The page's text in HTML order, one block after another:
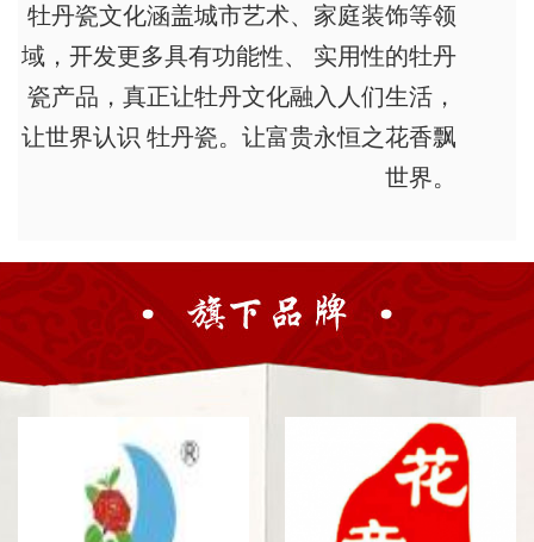
牡丹瓷文化涵盖城市艺术、家庭装饰等领
域，开发更多具有功能性、 实用性的牡丹
瓷产品，真正让牡丹文化融入人们生活，
让世界认识 牡丹瓷。让富贵永恒之花香飘
世界。